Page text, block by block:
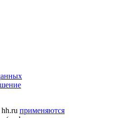
применяются